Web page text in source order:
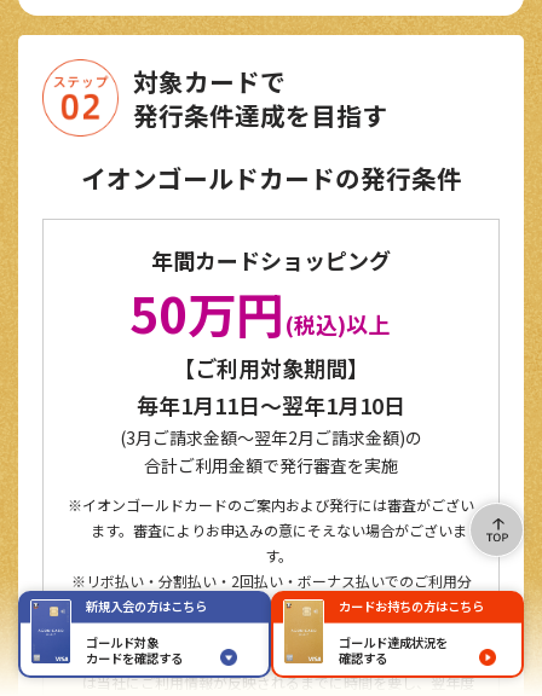
新規入会の方はこちら
ゴールド対象
カードを確認する
カードお持ちの方はこちら
ゴールド達成状況を
確認する
対象カードで
発行条件達成を目指す
イオンゴールドカードの発行条件
年間カードショッピング
50万円(税込)以上
【ご利用対象期間】
毎年1月11日～翌年1月10日
(3月ご請求金額～翌年2月ご請求金額)の
合計ご利用金額で発行審査を実施
イオンゴールドカードのご案内および発行には審査がござい
ます。審査によりお申込みの意にそえない場合がございま
す。
リボ払い・分割払い・2回払い・ボーナス払いでのご利用分
はご利用日を基準にして年間ご利用金額に全額加算されま
す。
ご利用対象期間間際にご利用された場合、ご利用先によって
は当社にご利用情報が反映されるまでに時間を要し、翌年度